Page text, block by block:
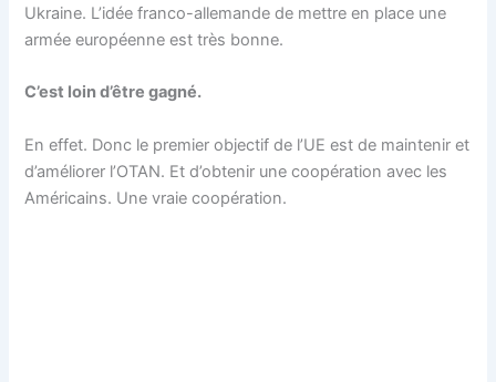
Ukraine. L’idée franco-allemande de mettre en place une
armée européenne est très bonne.
C’est loin d’être gagné.
En effet. Donc le premier objectif de l’UE est de maintenir et
d’améliorer l’OTAN. Et d’obtenir une coopération avec les
Américains. Une vraie coopération.